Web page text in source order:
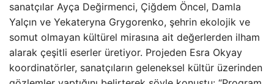
sanatçılar Ayça Değirmenci, Çiğdem Öncel, Damla
Yalçın ve Yekateryna Grygorenko, şehrin ekolojik ve
somut olmayan kültürel mirasına ait değerlerden ilham
alarak çeşitli eserler üretiyor. Projeden Esra Okyay
koordinatörler, sanatçıların geleneksel kültür üzerinden